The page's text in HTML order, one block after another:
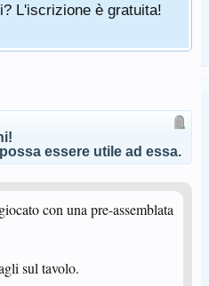
L'iscrizione è gratuita!
essere utile ad essa.
con una pre-assemblata
sul tavolo.